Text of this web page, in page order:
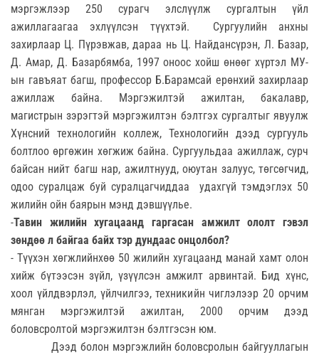
мэргэжлээр 250 сурагч элслүүлж сургалтын үйл
ажиллагаагаа эхлүүлсэн түүхтэй. Сургуулийн анхны
захирлаар Ц. Пүрэвжав, дараа нь Ц. Найдансүрэн, Л. Базар,
Д. Амар, Д. Базарбямба, 1997 оноос хойш өнөөг хүртэл МУ-
ын гавъяат багш, профессор Б.Барамсай ерөнхий захирлаар
ажиллаж байна. Мэргэжилтэй ажилтан, бакалавр,
магистрын зэрэгтэй мэргэжилтэн бэлтгэх сургалтыг явуулж
Хүнсний технологийн коллеж, Технологийн дээд сургууль
болтлоо өргөжин хөгжиж байна. Сургуульдаа ажиллаж, сурч
байсан нийт багш нар, ажилтнууд, оюутан залуус, төгсөгчид,
одоо суралцаж буй суралцагчиддаа удахгүй тэмдэглэх 50
жилийн ойн баярын мэнд дэвшүүлье.
-Тавин жилийн хугацаанд гаргасан амжилт ололт гэвэл
зөндөө л байгаа байх тэр дундаас онцолбол?
- Түүхэн хөгжлийнхөө 50 жилийн хугацаанд манай хамт олон
хийж бүтээсэн зүйл, үзүүлсэн амжилт арвинтай. Бид хүнс,
хоол үйлдвэрлэл, үйлчилгээ, техникийн чиглэлээр 20 орчим
мянган мэргэжилтэй ажилтан, 2000 орчим дээд
боловсролтой мэргэжилтэн бэлтгэсэн юм.
Дээд болон мэргэжлийн боловсролын байгууллагын